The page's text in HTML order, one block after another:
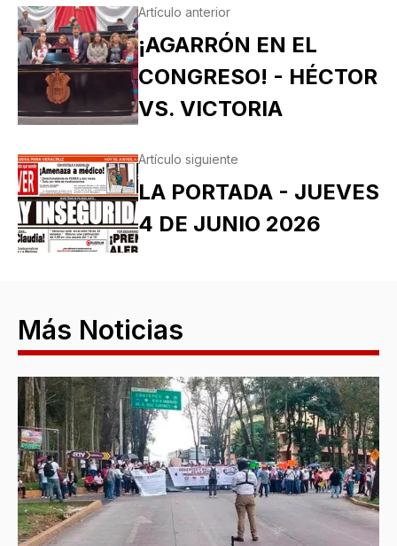
Artículo anterior
¡AGARRÓN EN EL
CONGRESO! - HÉCTOR
VS. VICTORIA
Artículo siguiente
LA PORTADA - JUEVES
4 DE JUNIO 2026
Más Noticias